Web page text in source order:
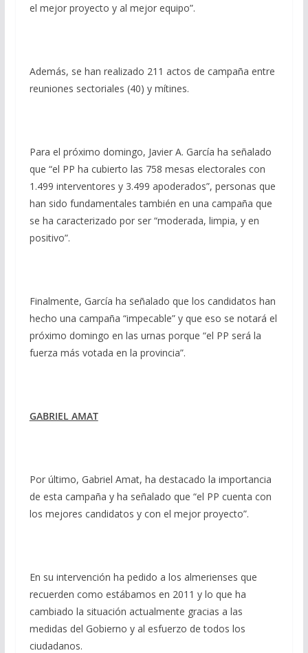
el mejor proyecto y al mejor equipo”.
Además, se han realizado 211 actos de campaña entre
reuniones sectoriales (40) y mítines.
Para el próximo domingo, Javier A. García ha señalado
que “el PP ha cubierto las 758 mesas electorales con
1.499 interventores y 3.499 apoderados”, personas que
han sido fundamentales también en una campaña que
se ha caracterizado por ser “moderada, limpia, y en
positivo”.
Finalmente, García ha señalado que los candidatos han
hecho una campaña “impecable” y que eso se notará el
próximo domingo en las urnas porque “el PP será la
fuerza más votada en la provincia”.
GABRIEL AMAT
Por último, Gabriel Amat, ha destacado la importancia
de esta campaña y ha señalado que “el PP cuenta con
los mejores candidatos y con el mejor proyecto”.
En su intervención ha pedido a los almerienses que
recuerden como estábamos en 2011 y lo que ha
cambiado la situación actualmente gracias a las
medidas del Gobierno y al esfuerzo de todos los
ciudadanos.